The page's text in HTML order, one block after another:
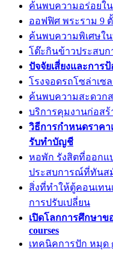
ค้นพบความอร่อยใน
ออฟฟิศ พระราม 9
ค้นพบความพิเศษใ
โต๊ะกินข้าวประสบ
ปัจจัยเสี่ยงและการ
โรงจอดรถโซล่าเซ
ค้นพบความสะดวก
บริการคุมงานก่อส
วิธีการกำหนดราคา
รับทำบัญชี
หอพัก รังสิตที่ออกแ
ประสบการณ์ที่ทันส
สิ่งที่ทำให้ตู้คอนเท
การปรับเปลี่ยน
เปิดโลกการศึกษาข
courses
เทคนิคการปัก หมุด